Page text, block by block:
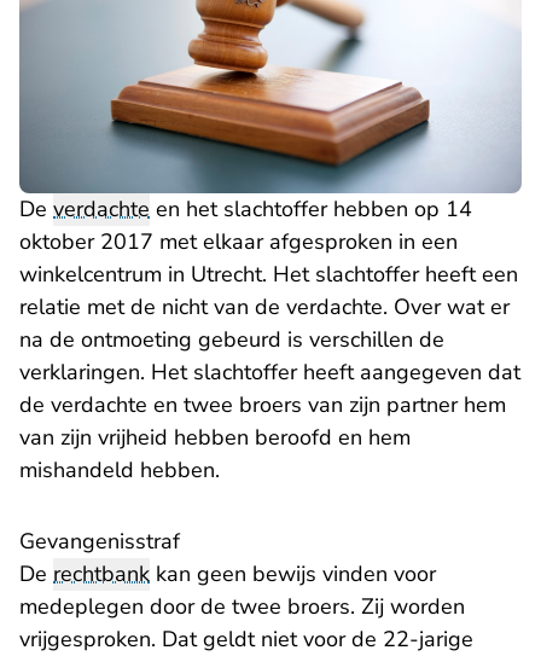
De verdachte en het slachtoffer hebben op 14
oktober 2017 met elkaar afgesproken in een
winkelcentrum in Utrecht. Het slachtoffer heeft een
relatie met de nicht van de verdachte. Over wat er
na de ontmoeting gebeurd is verschillen de
verklaringen. Het slachtoffer heeft aangegeven dat
de verdachte en twee broers van zijn partner hem
van zijn vrijheid hebben beroofd en hem
mishandeld hebben.
Gevangenisstraf
De rechtbank kan geen bewijs vinden voor
medeplegen door de twee broers. Zij worden
vrijgesproken. Dat geldt niet voor de 22-jarige